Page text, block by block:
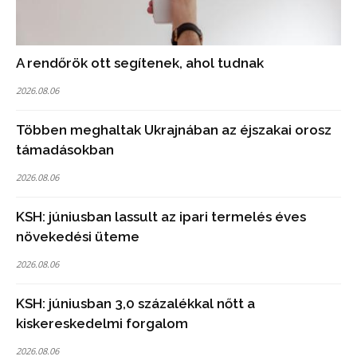
A rendőrök ott segítenek, ahol tudnak
2026.08.06
Többen meghaltak Ukrajnában az éjszakai orosz
támadásokban
2026.08.06
KSH: júniusban lassult az ipari termelés éves
növekedési üteme
2026.08.06
KSH: júniusban 3,0 százalékkal nőtt a
kiskereskedelmi forgalom
2026.08.06